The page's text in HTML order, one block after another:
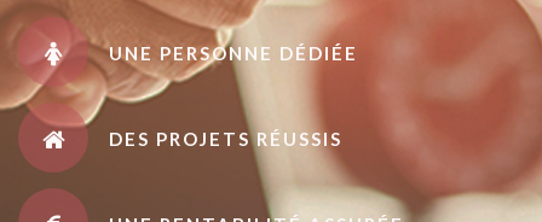
UNE PERSONNE DÉDIÉE
DES PROJETS RÉUSSIS